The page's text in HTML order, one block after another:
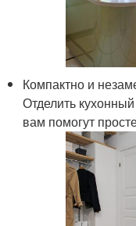
Компактно и
Отделить
вам помогут